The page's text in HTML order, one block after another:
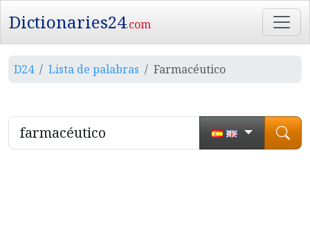
Dictionaries24.com
D24 Lista de palabras Farmacéutico